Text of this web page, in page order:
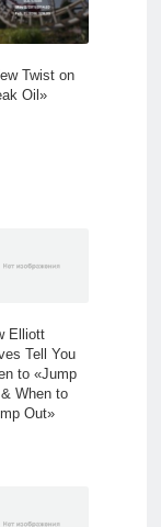
Twist on
Oil»
Elliott
Tell You
to «Jump
& When to
Out»